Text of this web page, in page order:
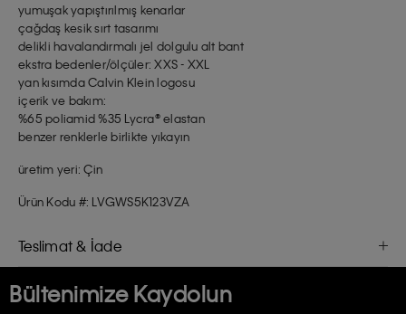
yumuşak yapıştırılmış kenarlar
çağdaş kesik sırt tasarımı
delikli havalandırmalı jel dolgulu alt bant
ekstra bedenler/ölçüler: XXS - XXL
yan kısımda Calvin Klein logosu
içerik ve bakım:
%65 poliamid %35 Lycra® elastan
benzer renklerle birlikte yıkayın
üretim yeri: Çin
Ürün Kodu #: LVGWS5K123VZA
Teslimat & İade
Bültenimize Kaydolun